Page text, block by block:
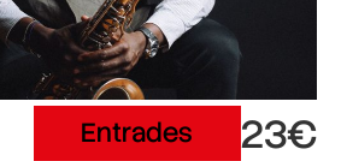
Entrades 23€